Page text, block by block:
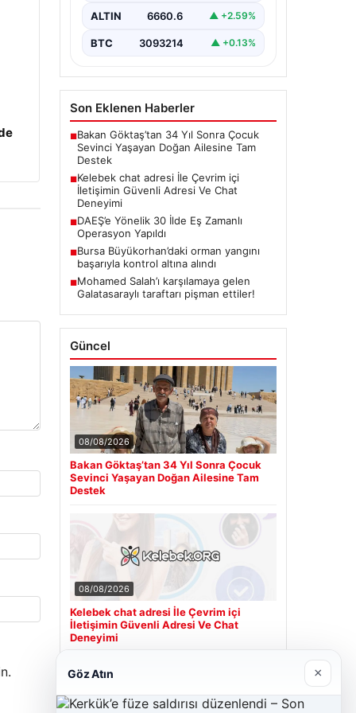
birçok…
ALTIN 6660.6 ▲ +2.59%
BTC 3093214 ▲ +0.13%
Son Eklenen Haberler
■Bakan Göktaş’tan 34 Yıl Sonra Çocuk
Sevinci Yaşayan Doğan Ailesine Tam
Destek
■Kelebek chat adresi İle Çevrim içi
İletişimin Güvenli Adresi Ve Chat
Deneyimi
■DAEŞ’e Yönelik 30 İlde Eş Zamanlı
Operasyon Yapıldı
■Bursa Büyükorhan’daki orman yangını
başarıyla kontrol altına alındı
■Mohamed Salah’ı karşılamaya gelen
Galatasaraylı taraftarı pişman ettiler!
Güncel
08/08/2026
Bakan Göktaş’tan 34 Yıl Sonra Çocuk
Sevinci Yaşayan Doğan Ailesine Tam
Destek
08/08/2026
Kelebek chat adresi İle Çevrim içi
İletişimin Güvenli Adresi Ve Chat
Deneyimi
Son Eklenen Firmalar
Göz Atın ×